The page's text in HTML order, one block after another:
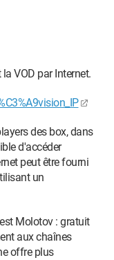
VOD par Internet.
des box, dans
d'accéder
peut être fourni
un
Molotov : gratuit
aux chaînes
offre plus